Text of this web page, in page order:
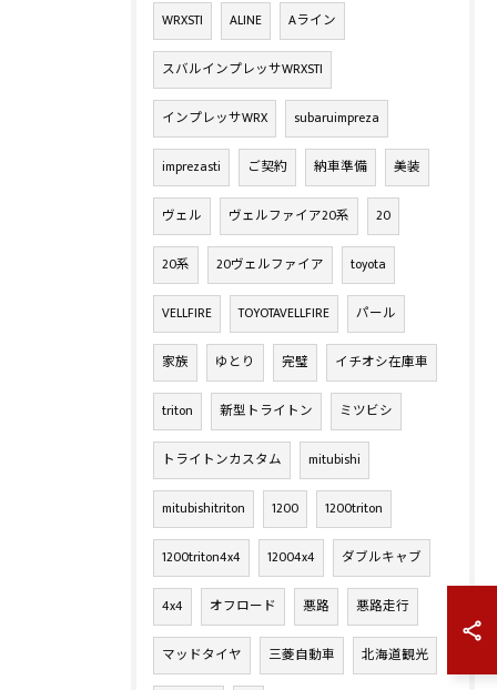
WRXSTI ALINE Aライン
スバルインプレッサWRXSTI
インプレッサWRX subaruimpreza
imprezasti ご契約 納車準備 美装
ヴェル ヴェルファイア20系 20
20系 20ヴェルファイア toyota
VELLFIRE TOYOTAVELLFIRE パール
家族 ゆとり 完璧 イチオシ在庫車
triton 新型トライトン ミツビシ
トライトンカスタム mitubishi
mitubishitriton 1200 1200triton
1200triton4x4 12004x4 ダブルキャブ
4x4 オフロード 悪路 悪路走行
マッドタイヤ 三菱自動車 北海道観光